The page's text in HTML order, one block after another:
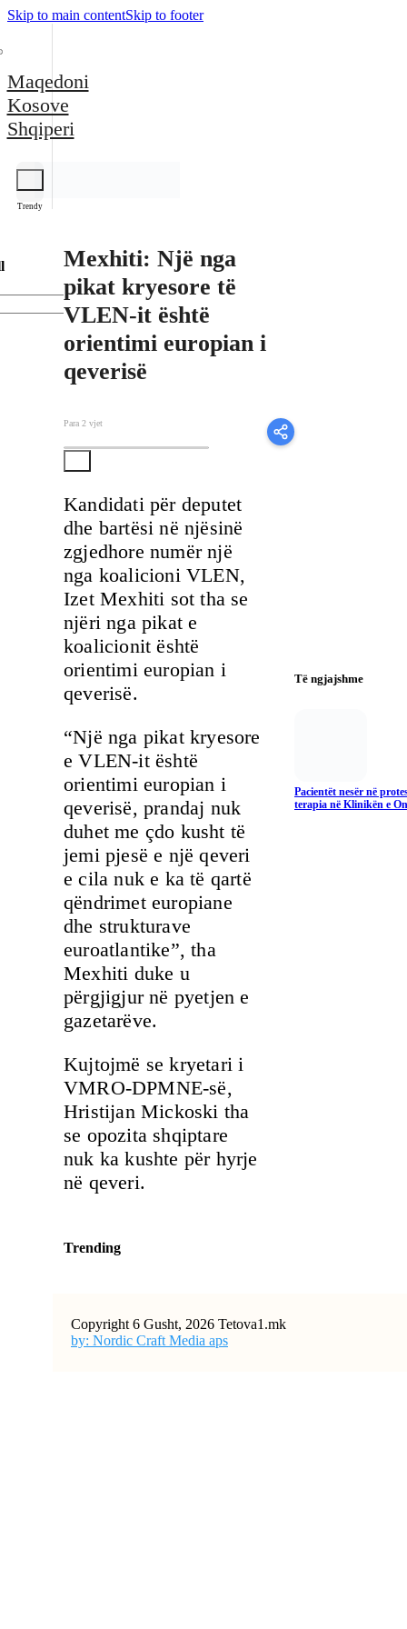
Skip to main contentSkip to footer
Maqedoni
Kosove
Shqiperi
Trendy
Mexhiti: Një nga
pikat kryesore të
VLEN-it është
orientimi europian i
qeverisë
Para 2 vjet
Kandidati për deputet
dhe bartësi në njësinë
zgjedhore numër një
nga koalicioni VLEN,
Izet Mexhiti sot tha se
njëri nga pikat e
koalicionit është
orientimi europian i
qeverisë.
“Një nga pikat kryesore
e VLEN-it është
orientimi europian i
qeverisë, prandaj nuk
duhet me çdo kusht të
jemi pjesë e një qeveri
e cila nuk e ka të qartë
qëndrimet europiane
dhe strukturave
euroatlantike”, tha
Mexhiti duke u
përgjigjur në pyetjen e
gazetarëve.
Kujtojmë se kryetari i
VMRO-DPMNE-së,
Hristijan Mickoski tha
se opozita shqiptare
nuk ka kushte për hyrje
në qeveri.
Trending
Të ngjajshme
Pacientët nesër në
terapia në Klinikën e
Copyright 6 Gusht, 2026 Tetova1.mk
by: Nordic Craft Media aps